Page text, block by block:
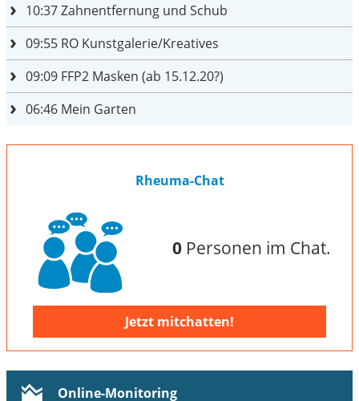
10:37Zahnentfernung und Schub
09:55 RO Kunstgalerie/Kreatives
09:09 FFP2 Masken (ab 15.12.20?)
06:46 Mein Garten
Rheuma-Chat
0Personen im Chat.
Jetzt mitchatten!
Online-Monitoring